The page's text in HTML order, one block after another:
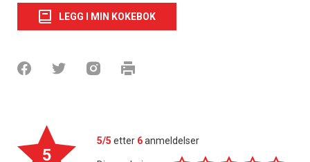
LEGG I MIN KOKEBOK
5
5/5 etter 6anmeldelser